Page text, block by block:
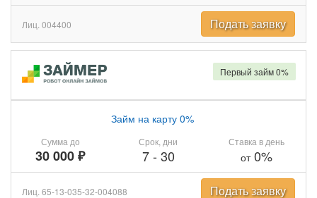
Лиц. 004400 Подать заявку
Сумма до
30 000 ₽
Займ на карту 0%
Срок, дни
7- 30
Ставка в день
от0%
Первый займ 0%
Лиц. 65-13-035-32-004088 Подать заявку